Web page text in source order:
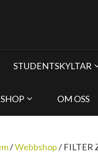
STUDENTSKYLTAR
OM OSS
/Webbshop/ FILTER